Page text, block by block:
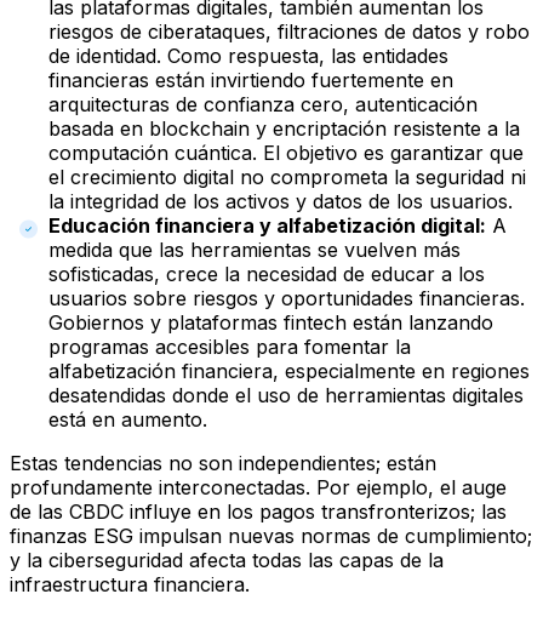
las plataformas digitales, también aumentan los
riesgos de ciberataques, filtraciones de datos y robo
de identidad. Como respuesta, las entidades
financieras están invirtiendo fuertemente en
arquitecturas de confianza cero, autenticación
basada en blockchain y encriptación resistente a la
computación cuántica. El objetivo es garantizar que
el crecimiento digital no comprometa la seguridad ni
la integridad de los activos y datos de los usuarios.
Educación financiera y alfabetización digital: A
medida que las herramientas se vuelven más
sofisticadas, crece la necesidad de educar a los
usuarios sobre riesgos y oportunidades financieras.
Gobiernos y plataformas fintech están lanzando
programas accesibles para fomentar la
alfabetización financiera, especialmente en regiones
desatendidas donde el uso de herramientas digitales
está en aumento.
Estas tendencias no son independientes; están
profundamente interconectadas. Por ejemplo, el auge
de las CBDC influye en los pagos transfronterizos; las
finanzas ESG impulsan nuevas normas de cumplimiento;
y la ciberseguridad afecta todas las capas de la
infraestructura financiera.